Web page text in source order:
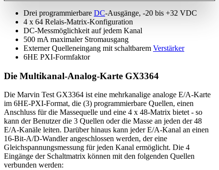
Drei programmierbare DC-Ausgänge, -20 bis +32 VDC
4 x 64 Relais-Matrix-Konfiguration
DC-Messmöglichkeit auf jedem Kanal
500 mA maximaler Stromausgang
Externer Quelleneingang mit schaltbarem Verstärker
6HE PXI-Formfaktor
Die Multikanal-Analog-Karte GX3364
Die Marvin Test GX3364 ist eine mehrkanalige analoge E/A-Karte
im 6HE-PXI-Format, die (3) programmierbare Quellen, einen
Anschluss für die Massequelle und eine 4 x 48-Matrix bietet - so
kann der Benutzer die 3 Quellen oder die Masse an jeden der 48
E/A-Kanäle leiten. Darüber hinaus kann jeder E/A-Kanal an einen
16-Bit-A/D-Wandler angeschlossen werden, der eine
Gleichspannungsmessung für jeden Kanal ermöglicht. Die 4
Eingänge der Schaltmatrix können mit den folgenden Quellen
verbunden werden: